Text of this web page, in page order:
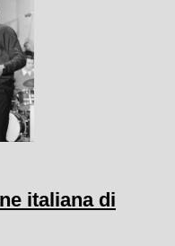
italiana di